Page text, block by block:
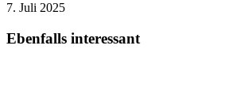
7. Juli 2025
Ebenfalls interessant